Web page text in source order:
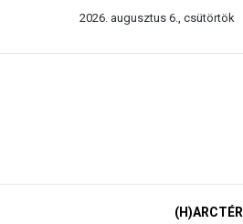
2026. augusztus 6., csütörtök
(H)ARCTÉR